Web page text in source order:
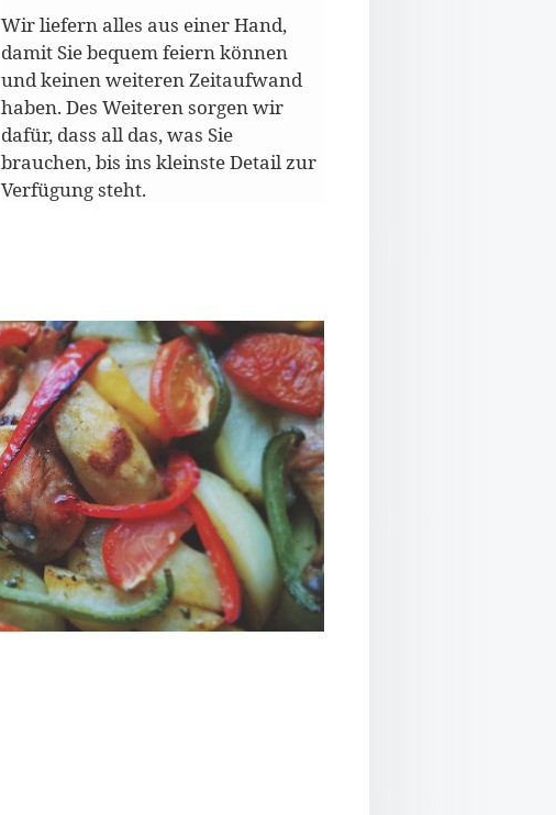
Wir liefern alles aus einer Hand,
damit Sie bequem feiern können
und keinen weiteren Zeitaufwand
haben. Des Weiteren sorgen wir
dafür, dass all das, was Sie
brauchen, bis ins kleinste Detail zur
Verfügung steht.